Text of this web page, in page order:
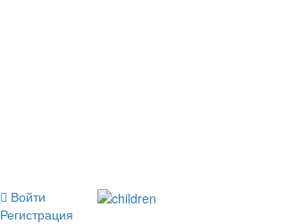
Войти
Регистрация